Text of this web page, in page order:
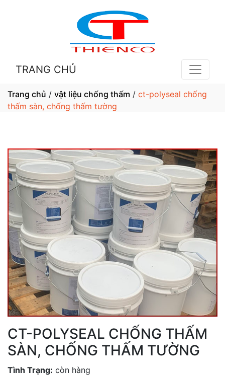
TRANG CHỦ
Trang chủ / vật liệu chống thấm / ct-polyseal chống
thấm sàn, chống thấm tường
CT-POLYSEAL CHỐNG THẤM
SÀN, CHỐNG THẤM TƯỜNG
Tình Trạng: còn hàng